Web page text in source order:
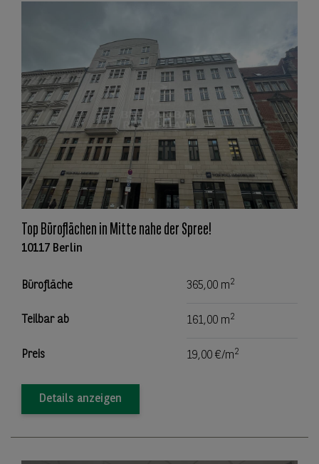
Top Büroflächen in Mitte nahe der Spree!
10117 Berlin
Bürofläche 365,00 m2
Teilbar ab 161,00 m2
Preis 19,00 €/m2
Details anzeigen